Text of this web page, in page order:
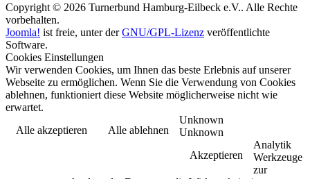
Copyright © 2026 Turnerbund Hamburg-Eilbeck e.V.. Alle Rechte
vorbehalten.
Joomla! ist freie, unter derGNU/GPL-Lizenz veröffentlichte
Software.
Cookies Einstellungen
Wir verwenden Cookies, um Ihnen das beste Erlebnis auf unserer
Webseite zu ermöglichen. Wenn Sie die Verwendung von Cookies
ablehnen, funktioniert diese Website möglicherweise nicht wie
erwartet.
Alle akzeptieren
Alle ablehnen
Unknown
Unknown
Akzeptieren
Analytik
Werkzeuge
zur